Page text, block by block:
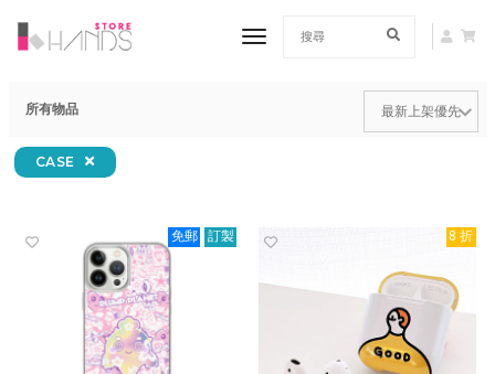
toggle navigation
所有物品
CASE
免郵 訂製 8 折